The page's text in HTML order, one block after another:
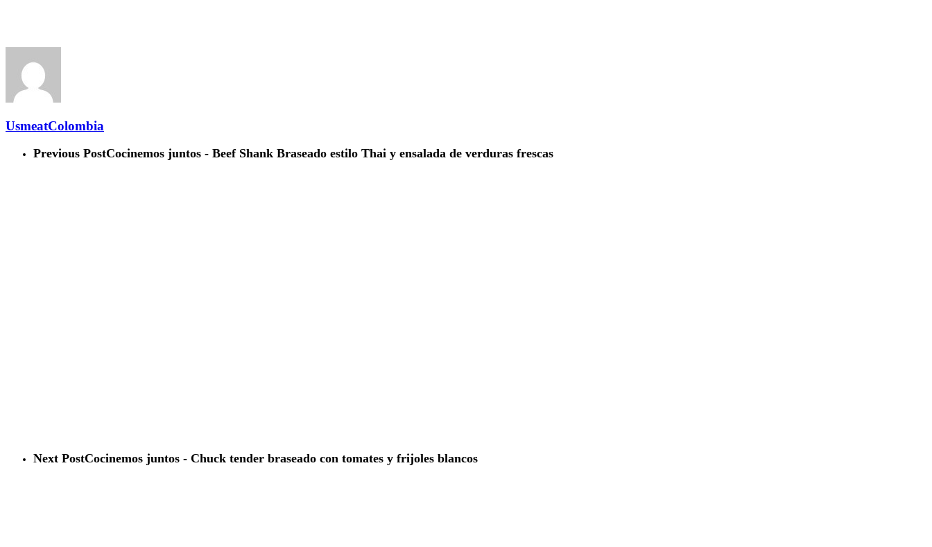
UsmeatColombia
Previous PostCocinemos juntos - Beef Shank Braseado estilo Thai y ensalada de verduras frescas
Next PostCocinemos juntos - Chuck tender braseado con tomates y frijoles blancos